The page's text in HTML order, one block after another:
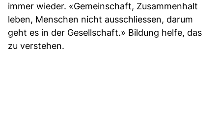
immer wieder. «Gemeinschaft, Zusammenhalt
leben, Menschen nicht ausschliessen, darum
geht es in der Gesellschaft.» Bildung helfe, das
zu verstehen.